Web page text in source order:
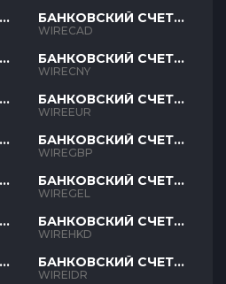
БАНКОВСКИЙ СЧЕТ
CAD
WIRECAD
БАНКОВСКИЙ СЧЕТ
CNY
WIRECNY
БАНКОВСКИЙ СЧЕТ
EUR
WIREEUR
БАНКОВСКИЙ СЧЕТ
GBP
WIREGBP
БАНКОВСКИЙ СЧЕТ
GEL
WIREGEL
БАНКОВСКИЙ СЧЕТ
HKD
WIREHKD
БАНКОВСКИЙ СЧЕТ
IDR
WIREIDR